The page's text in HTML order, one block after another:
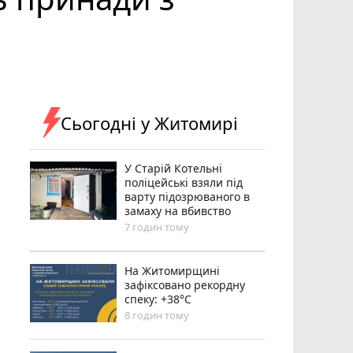
Сьогодні у Житомирі
У Старій Котельні
поліцейські взяли під
варту підозрюваного в
замаху на вбивство
7 годин тому
Н️а Житомирщині
зафіксовано рекордну
спеку: +38°C
8 годин тому